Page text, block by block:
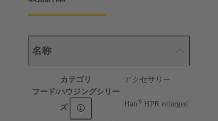
名称
カテゴリ
アクセサリー
フード/ハウジングシリー
ズ
Han® HPR enlarged